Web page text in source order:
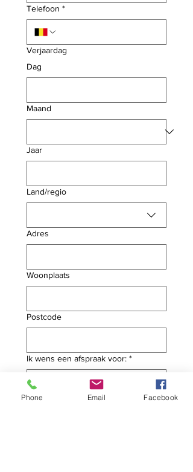
Telefoon *
Verjaardag
Dag
Maand
Jaar
Adres met meerdere regels
Land/regio
Adres
Woonplaats
Postcode
Ik wens een afspraak voor: *
Korte omschrijving:
Phone Email Facebook